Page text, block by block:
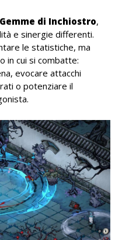
Gemme di Inchiostro,
e sinergie differenti.
le statistiche, ma
in cui si combatte:
evocare attacchi
o potenziare il